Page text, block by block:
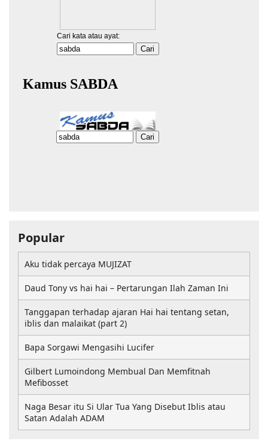
Popular
Aku tidak percaya MUJIZAT
Daud Tony vs hai hai – Pertarungan Ilah Zaman Ini
Tanggapan terhadap ajaran Hai hai tentang setan,
iblis dan malaikat (part 2)
Bapa Sorgawi Mengasihi Lucifer
Gilbert Lumoindong Membual Dan Memfitnah
Mefibosset
Naga Besar itu Si Ular Tua Yang Disebut Iblis atau
Satan Adalah ADAM